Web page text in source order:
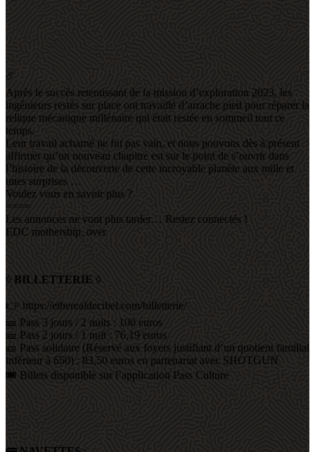
☄️
Après le succès retentissant de la mission d’exploration 2023, les
ingénieurs restés sur place ont travaillé d’arrache pied pour réparer la
relique mécanique millénaire qui était restée en sommeil tout ce
temps.
Leur travail acharné ne fut pas vain, et nous pouvons dès à présent
affirmer qu’un nouveau chapitre est sur le point de s’ouvrir dans
l’histoire de la découverte de cette incroyable planète aux mille et
unes surprises …
Voulez vous en savoir plus ?
====
Les annonces ne vont plus tarder… Restez connectés !
EDC mothership, over
◊ BILLETTERIE ◊
👉 https://etherealdecibel.com/billetterie/
🎫 Pass 3 jours / 2 nuits : 100 euros
🎫 Pass 2 jours / 1 nuit : 76,19 euros
🎫 Pass solidaire (Réservé aux foyers justifiant d’un quotient familial
inférieur à 650) : 83,50 euros en partenariat avec SHOTGUN
🎟️ Billets disponible sur l’application Pass Culture